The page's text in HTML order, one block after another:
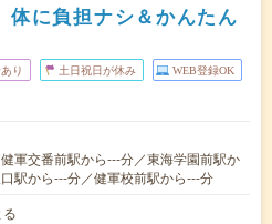
体に負担ナシ＆かんたん
り 土日祝日が休み WEB登録OK
軍交番前駅から---分／東海学園前駅か
駅から---分／健軍校前駅から---分